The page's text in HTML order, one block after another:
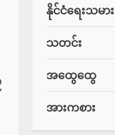
နိုင်ငံရေးသမား
သတင်း
အထွေထွေ
အားကစား